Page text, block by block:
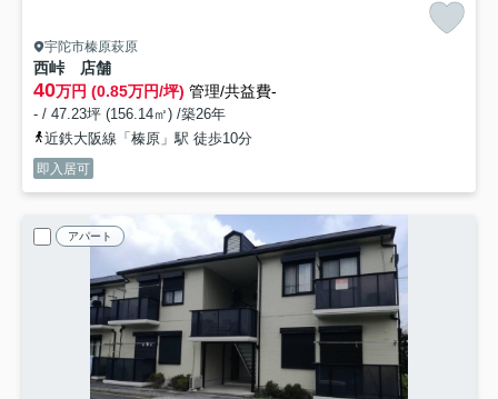
宇陀市榛原萩原
西峠 店舗
40万円 (0.85万円/坪) 管理/共益費-
- / 47.23坪 (156.14㎡) /築26年
近鉄大阪線「榛原」駅 徒歩10分
即入居可
アパート